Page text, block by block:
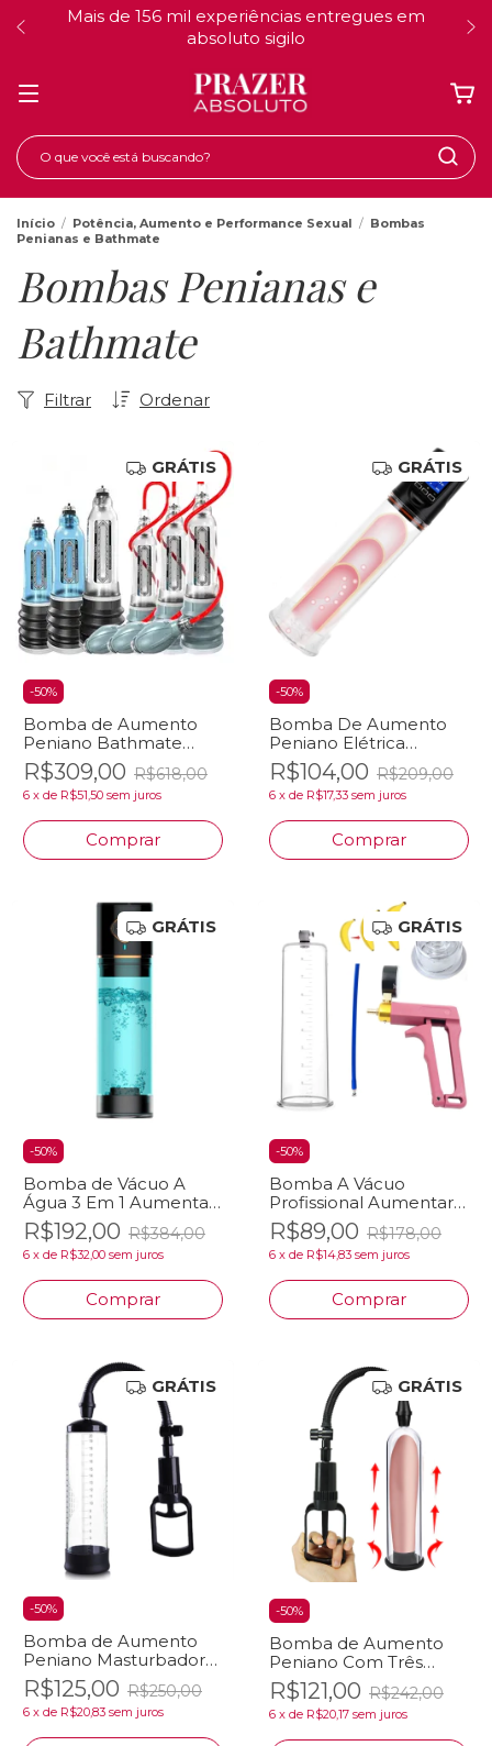
Mais de 156 mil experiências entregues em
absoluto sigilo
Início / Potência, Aumento e Performance Sexual / Bombas
Penianas e Bathmate
Bombas Penianas e
Bathmate
Ordenar
Filtrar
GRÁTIS
-50%
Bomba de Aumento
Peniano Bathmate
Hydromax Aumentar
Pênis Vácuo de Água
R$309,00 R$618,00
6 x de R$51,50 sem juros
Comprar
GRÁTIS
-50%
Bomba De Aumento
Peniano Elétrica
Automática Aumentar
Tamanho Pênis A
Vácuo
R$104,00 R$209,00
6 x de R$17,33 sem juros
Comprar
GRÁTIS
-50%
Bomba de Vácuo A
Água 3 Em 1 Aumentar
Pênis E Masturbador
Aumento Peniano
Sucção Elétrica
R$192,00 R$384,00
6 x de R$32,00 sem juros
Comprar
GRÁTIS
-50%
Bomba A Vácuo
Profissional Aumentar
Pênis Aumento
Peniano Com
Barômetro Ereção
R$89,00 R$178,00
6 x de R$14,83 sem juros
Comprar
GRÁTIS
-50%
Bomba de Aumento
Peniano Masturbador
Com Anéis De Silicone
Aumentar Pênis A V?
R$125,00 R$250,00
6 x de R$20,83 sem juros
GRÁTIS
-50%
Bomba de Aumento
Peniano Com Três
Anéis De Silicone
Aumentar Pênis 4,7cm
R$121,00 R$242,00
6 x de R$20,17 sem juros